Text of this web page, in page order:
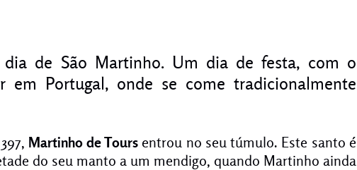
dia de São Martinho. Um dia de festa, com o
em Portugal, onde se come tradicionalmente
Martinho de Toursentrou no seu túmulo. Este santo é
do seu manto a um mendigo, quando Martinho ainda